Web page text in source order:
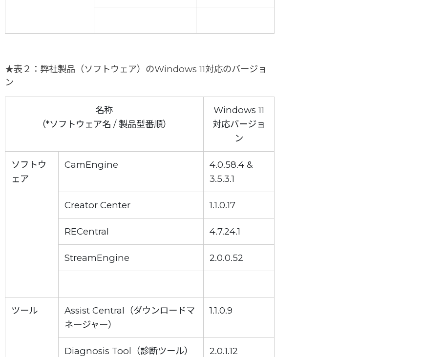
★表２：弊社製品（ソフトウェア）のWindows 11対応のバージョ
ン
名称
（*ソフトウェア名 / 製品型番順）
Windows 11
対応バージョ
ン
ソフトウ
ェア
CamEngine
4.0.58.4 &
3.5.3.1
Creator Center 1.1.0.17
RECentral 4.7.24.1
StreamEngine 2.0.0.52
ツール
Assist Central（ダウンロードマ
ネージャー）
1.1.0.9
Diagnosis Tool（診断ツール） 2.0.1.12